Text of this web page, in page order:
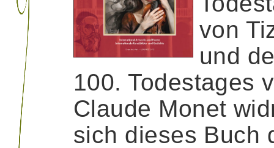
von
und
100. Todestages
Claude Monet
sich dieses Buch